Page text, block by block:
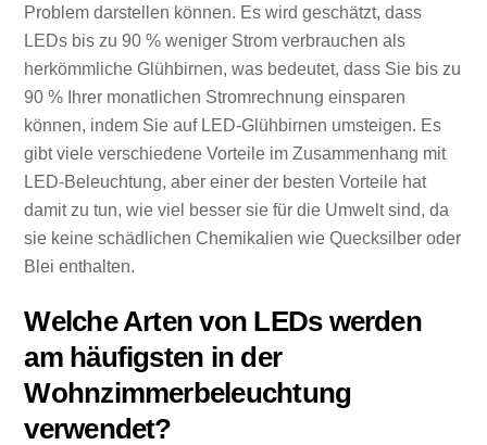
Problem darstellen können. Es wird geschätzt, dass
LEDs bis zu 90 % weniger Strom verbrauchen als
herkömmliche Glühbirnen, was bedeutet, dass Sie bis zu
90 % Ihrer monatlichen Stromrechnung einsparen
können, indem Sie auf LED-Glühbirnen umsteigen. Es
gibt viele verschiedene Vorteile im Zusammenhang mit
LED-Beleuchtung, aber einer der besten Vorteile hat
damit zu tun, wie viel besser sie für die Umwelt sind, da
sie keine schädlichen Chemikalien wie Quecksilber oder
Blei enthalten.
Welche Arten von LEDs werden
am häufigsten in der
Wohnzimmerbeleuchtung
verwendet?